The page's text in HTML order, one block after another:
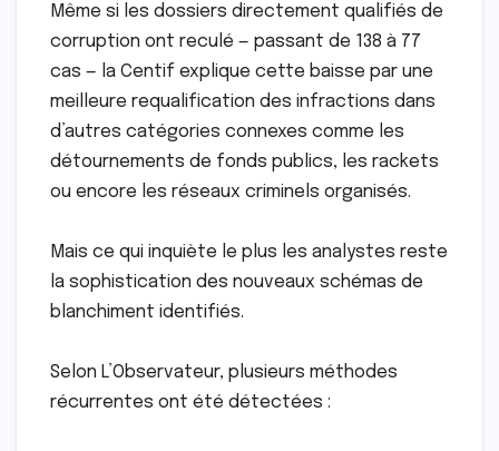
Même si les dossiers directement qualifiés de
corruption ont reculé — passant de 138 à 77
cas — la Centif explique cette baisse par une
meilleure requalification des infractions dans
d’autres catégories connexes comme les
détournements de fonds publics, les rackets
ou encore les réseaux criminels organisés.
Mais ce qui inquiète le plus les analystes reste
la sophistication des nouveaux schémas de
blanchiment identifiés.
Selon L’Observateur, plusieurs méthodes
récurrentes ont été détectées :